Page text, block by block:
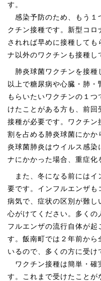
す。
感染予防のため、もう１
クチン接種です。新型コ
されれば早めに接種しても
ナ以外のワクチンも接種し
肺炎球菌ワクチンを接
以上で糖尿病や心臓・肺
もらいたいワクチンの１
けたことがある方も、前
接種が必要です。ワクチン
割を占める肺炎球菌にか
炎球菌肺炎はウイルス感染
ナにかかった場合、重症化
また、冬になる前にはイ
要です。インフルエンザも
病気で、症状の区別が難し
心がけてください。多くの
フルエンザの流行自体が起
す。飯南町では２年前から
いるので、多くの方に受け
ワクチン接種は簡単・確
す。これまで受けたことが